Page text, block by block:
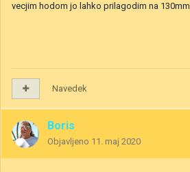
vecjim hodom jo lahko prilagodim na 130mm
Navedek
Boris
Objavljeno 11. maj 2020